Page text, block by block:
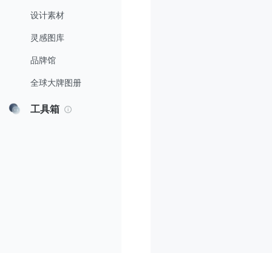
设计素材
灵感图库
品牌馆
全球大牌图册
工具箱